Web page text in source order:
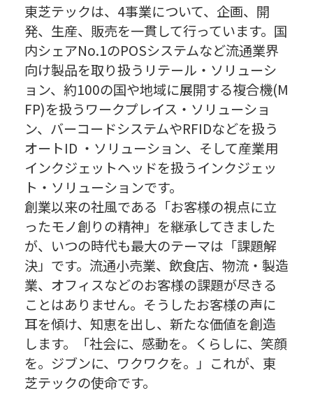
東芝テックは、4事業について、企画、開
発、生産、販売を一貫して行っています。国
内シェアNo.1のPOSシステムなど流通業界
向け製品を取り扱うリテール・ソリューシ
ョン、約100の国や地域に展開する複合機(M
FP)を扱うワークプレイス・ソリューショ
ン、バーコードシステムやRFIDなどを扱う
オートID ・ソリューション、そして産業用
インクジェットヘッドを扱うインクジェッ
ト・ソリューションです。
創業以来の社風である「お客様の視点に立
ったモノ創りの精神」を継承してきました
が、いつの時代も最大のテーマは「課題解
決」です。流通小売業、飲食店、物流・製造
業、オフィスなどのお客様の課題が尽きる
ことはありません。そうしたお客様の声に
耳を傾け、知恵を出し、新たな価値を創造
します。「社会に、感動を。くらしに、笑顔
を。ジブンに、ワクワクを。」これが、東
芝テックの使命です。